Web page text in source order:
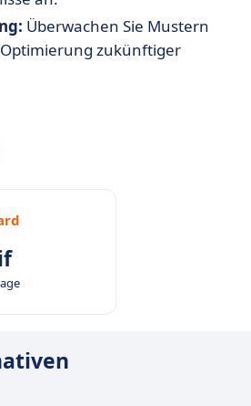
Überwachen Sie Mustern
zukünftiger